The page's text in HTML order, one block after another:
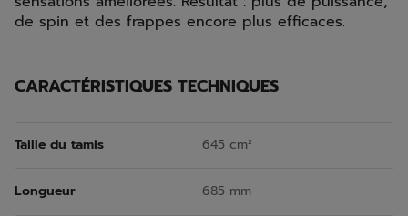
de spin et des frappes encore plus efficaces.
CARACTÉRISTIQUES TECHNIQUES
Taille du tamis 645 cm²
Longueur 685 mm